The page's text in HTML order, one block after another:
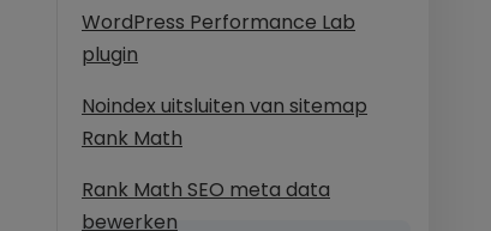
WordPress Performance Lab
plugin
Noindex uitsluiten van sitemap
Rank Math
Rank Math SEO meta data
bewerken